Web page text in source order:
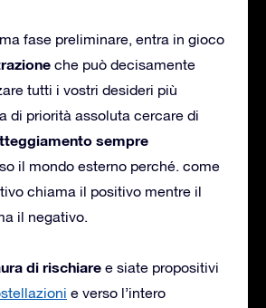
fase preliminare, entra in gioco
che può decisamente
tutti i vostri desideri più
di priorità assoluta cercare di
sempre
il mondo esterno perché. come
chiama il positivo mentre il
il negativo.
di rischiare e siate propositivi
e verso l’intero